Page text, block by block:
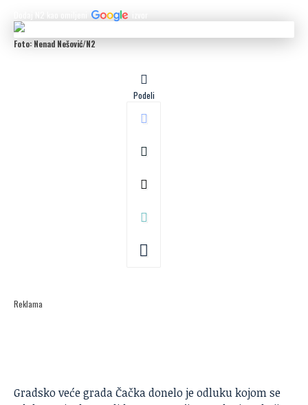
Foto: Nenad Nešović/N2
Podeli
Reklama
Gradsko veće grada Čačka donelo je odluku kojom se